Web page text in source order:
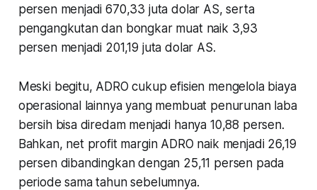
persen menjadi 670,33 juta dolar AS, serta
pengangkutan dan bongkar muat naik 3,93
persen menjadi 201,19 juta dolar AS.
Meski begitu, ADRO cukup efisien mengelola biaya
operasional lainnya yang membuat penurunan laba
bersih bisa diredam menjadi hanya 10,88 persen.
Bahkan, net profit margin ADRO naik menjadi 26,19
persen dibandingkan dengan 25,11 persen pada
periode sama tahun sebelumnya.